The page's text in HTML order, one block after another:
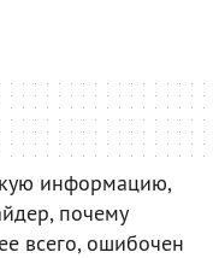
информацию,
почему
всего, ошибочен